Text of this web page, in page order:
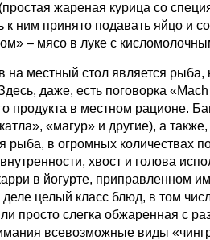
жареная курица со
к ним принято подавать яйцо и
– мясо в луке с
стол является рыба,
даже, есть поговорка
продукта в местном рационе.
«магур» и другие), а
в огромных количествах
хвост и голова
в йогурте, приправленном
целый класс блюд, в том
просто слегка обжаренная с
всевозможные виды